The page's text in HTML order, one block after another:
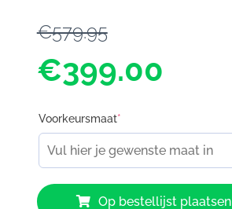
€579.95
€399.00
Voorkeursmaat*
Daytona
Evo
Op bestellijst plaatsen